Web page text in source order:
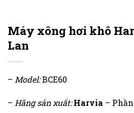
Máy xông hơi khô
Lan
– Model:BCE60
– Hãng sản xuất:Harvia –